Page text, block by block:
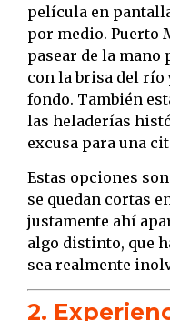
película en
por medio. Puerto
pasear de la
con la brisa del río
fondo. También
las heladerías
excusa para una
Estas opciones
se quedan cortas
justamente ahí
algo distinto, que
sea realmente
2.